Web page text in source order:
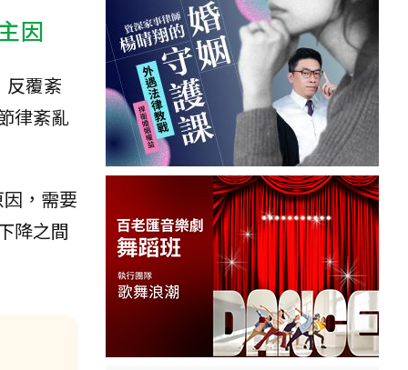
因
反覆紊
律紊亂
，需要
降之間